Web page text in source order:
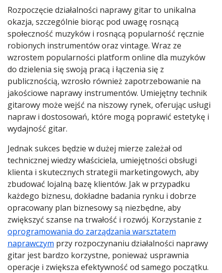
Rozpoczęcie działalności naprawy gitar to unikalna
okazja, szczególnie biorąc pod uwagę rosnącą
społeczność muzyków i rosnącą popularność ręcznie
robionych instrumentów oraz vintage. Wraz ze
wzrostem popularności platform online dla muzyków
do dzielenia się swoją pracą i łączenia się z
publicznością, wzrosło również zapotrzebowanie na
jakościowe naprawy instrumentów. Umiejętny technik
gitarowy może wejść na niszowy rynek, oferując usługi
napraw i dostosowań, które mogą poprawić estetykę i
wydajność gitar.
Jednak sukces będzie w dużej mierze zależał od
technicznej wiedzy właściciela, umiejętności obsługi
klienta i skutecznych strategii marketingowych, aby
zbudować lojalną bazę klientów. Jak w przypadku
każdego biznesu, dokładne badania rynku i dobrze
opracowany plan biznesowy są niezbędne, aby
zwiększyć szanse na trwałość i rozwój. Korzystanie z
oprogramowania do zarządzania warsztatem
naprawczym przy rozpoczynaniu działalności naprawy
gitar jest bardzo korzystne, ponieważ usprawnia
operacje i zwiększa efektywność od samego początku.